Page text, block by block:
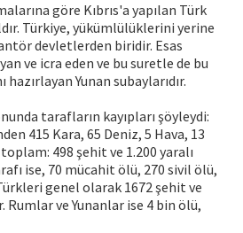
göre Kıbrıs'a yapılan Türk
Türkiye, yükümlülüklerini yerine
devletlerden biridir. Esas
ve icra eden ve bu suretle de bu
Yunan subaylarıdır.
tarafların kayıpları şöyleydi:
415 Kara, 65 Deniz, 5 Hava, 13
498 şehit ve 1.200 yaralı
ise, 70 mücahit ölü, 270 sivil ölü,
genel olarak 1672 şehit ve
Rumlar ve Yunanlar ise 4 bin ölü,